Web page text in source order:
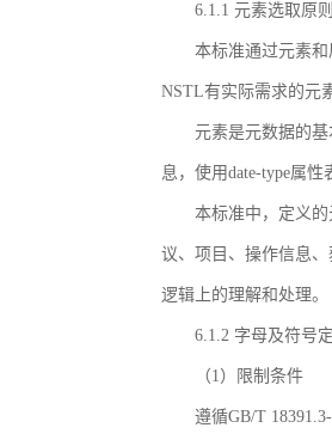
6.1.1 元素选取原
本标准通过元素
NSTL有实际需求的元
元素是元数据的
息，使用date-type属
本标准中，定义
议、项目、操作信息
逻辑上的理解和处理。
6.1.2 字母及符号
（1）限制条件
遵循GB/T